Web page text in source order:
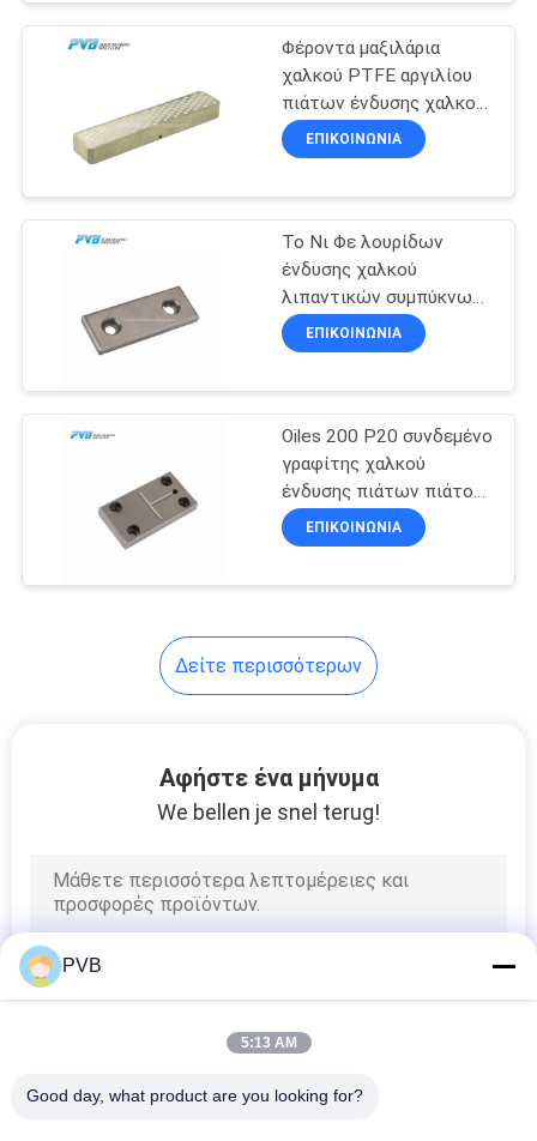
Συνδεμένο
γραφίτης πιάτο
ένδυσης χαλκού
Άνεμος ίνα
συμπεριφορά
1
Ρουλεμάν
Συμπυκνωμένος
δακτύλιος χαλκού
Φέροντα μαξιλάρια
χαλκού PTFE αργιλίου
πιάτων ένδυσης χαλκού
Lubripad συνδεμένα
γραφίτης
ΕΠΙΚΟΙΝΩΝΊΑ
Το Νι Φε λουρίδων
ένδυσης χαλκού
λιπαντικών συμπύκνωσε
τα πιάτα Oiles ένδυσης
2000 P10
ΕΠΙΚΟΙΝΩΝΊΑ
Oiles 200 P20 συνδεμένο
γραφίτης χαλκού
ένδυσης πιάτων πιάτο
ρουλεμάν χάλυβα Φε
συμπυκνωμένο Νι
ΕΠΙΚΟΙΝΩΝΊΑ
Δείτε περισσότερων
Αφήστε ένα μήνυμα
We bellen je snel terug!
PVB
5:13 AM
Good day, what product are you looking for?